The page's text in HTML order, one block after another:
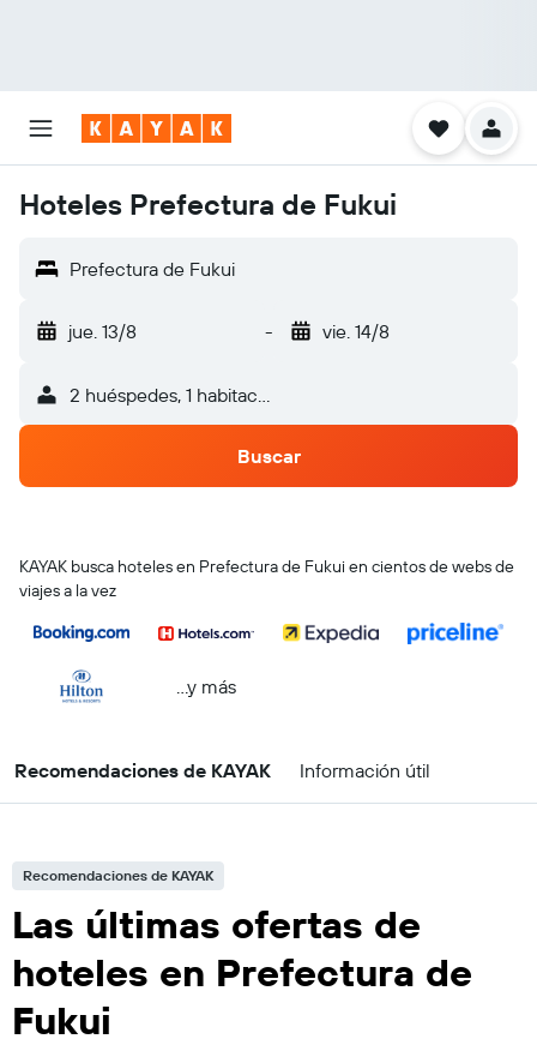
Hoteles Prefectura de Fukui
Prefectura de Fukui
jue. 13/8 - vie. 14/8
2 huéspedes, 1 habitación
Buscar
KAYAK busca hoteles en Prefectura de Fukui en cientos de webs de
viajes a la vez
...y más
Recomendaciones de KAYAK Información útil
Recomendaciones de KAYAK
Las últimas ofertas de
hoteles en Prefectura de
Fukui